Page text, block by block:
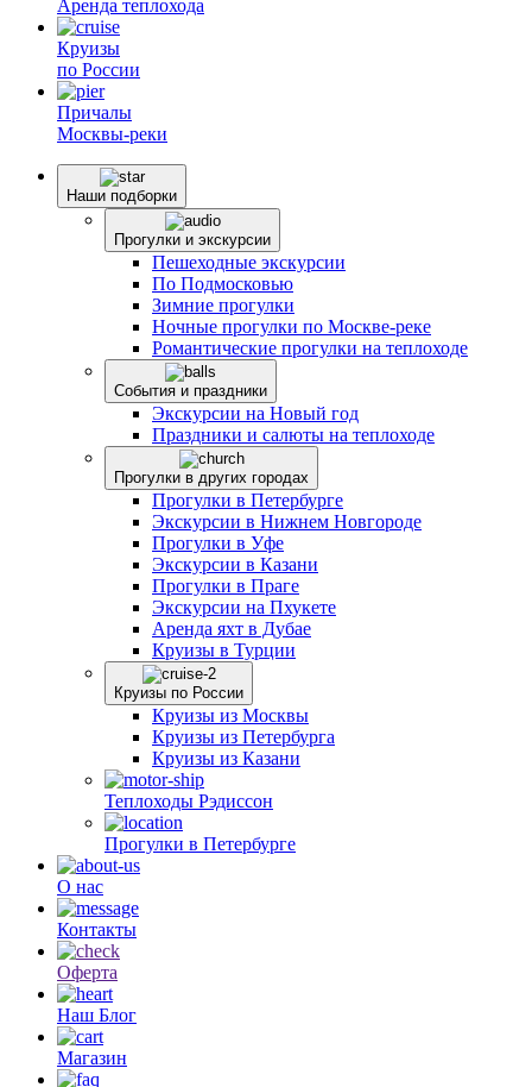
Аренда теплохода
Круизы
по России
Причалы
Москвы-реки
Наши подборки
Прогулки и экскурсии
Пешеходные экскурсии
По Подмосковью
Зимние прогулки
Ночные прогулки по Москве-реке
Романтические прогулки на теплоходе
События и праздники
Экскурсии на Новый год
Праздники и салюты на теплоходе
Прогулки в других городах
Прогулки в Петербурге
Экскурсии в Нижнем Новгороде
Прогулки в Уфе
Экскурсии в Казани
Прогулки в Праге
Экскурсии на Пхукете
Аренда яхт в Дубае
Круизы в Турции
Круизы по России
Круизы из Москвы
Круизы из Петербурга
Круизы из Казани
Теплоходы Рэдиссон
Прогулки в Петербурге
О нас
Контакты
Оферта
Наш Блог
Магазин